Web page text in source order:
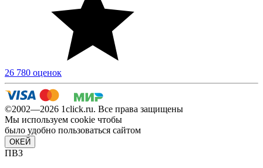
26 780 оценок
©2002—2026 1сlick.ru. Все права защищены
Мы используем cookie чтобы
было удобно пользоваться сайтом
ОКЕЙ
ПВЗ